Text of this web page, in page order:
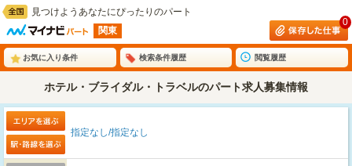
見つけようあなたにぴったりのパート
関東
0
お気に入り条件 検索条件履歴 閲覧履歴
ホテル・ブライダル・トラベルのパート求人募集情報
指定なし/指定なし